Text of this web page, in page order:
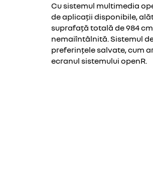
Cu sistemul multimedia
de aplicații disponibile,
suprafață totală de 984
nemaiîntâlnită. Sistemul
preferințele salvate, cum
ecranul sistemului openR.